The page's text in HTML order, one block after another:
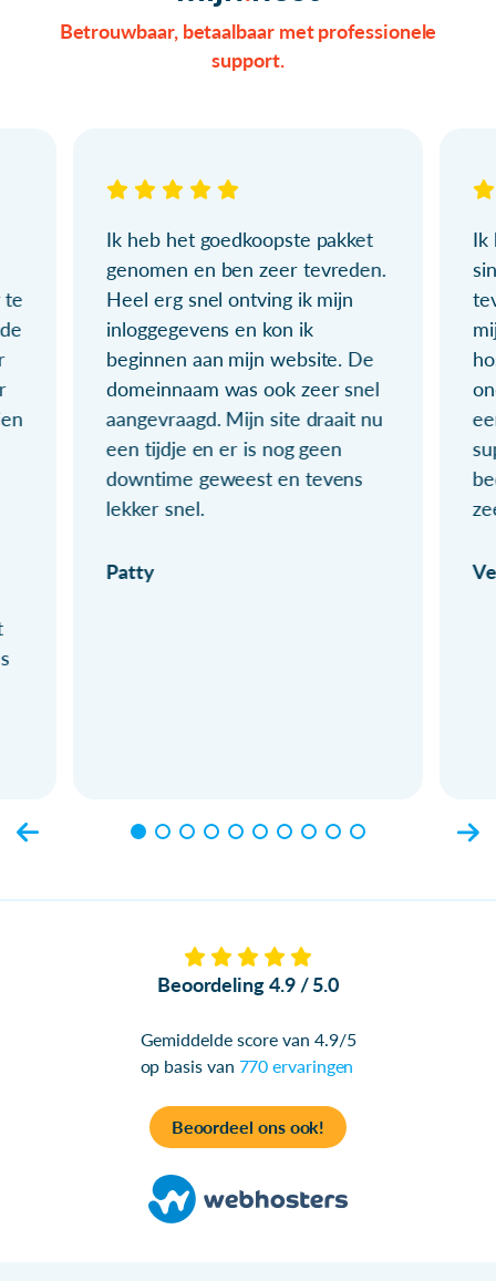
Betrouwbaar, betaalbaar met professionele
support.
te
Ik heb het goedkoopste pakket
genomen en ben zeer tevreden.
Heel erg snel ontving ik mijn
inloggegevens en kon ik
beginnen aan mijn website. De
domeinnaam was ook zeer snel
aangevraagd. Mijn site draait nu
een tijdje en er is nog geen
downtime geweest en tevens
lekker snel.
Patty
Ik
Beoordeling 4.9 / 5.0
Gemiddelde score van 4.9/5
op basis van 770 ervaringen
Beoordeel ons ook!